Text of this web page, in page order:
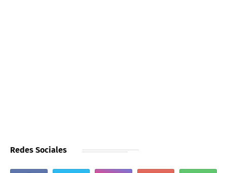
Redes Sociales